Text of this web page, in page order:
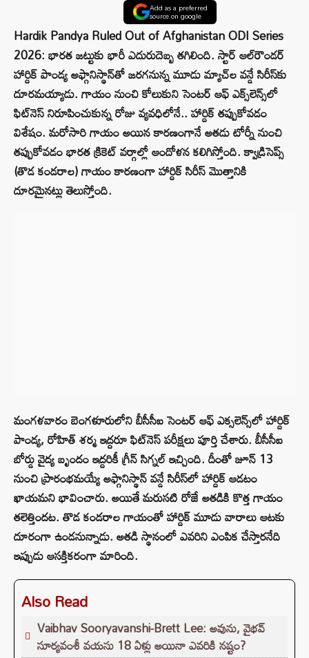
Add as a preferred
source on google
Hardik Pandya Ruled Out of Afghanistan ODI Series
2026: భారత జట్టుకు భారీ ఎదురుదెబ్బ తగిలింది. స్టార్ ఆల్‌రౌండర్
హార్దిక్ పాండ్య అఫ్గానిస్థాన్‌తో జరగనున్న మూడు మ్యాచ్‌ల వన్డే సిరీస్‌కు
దూరమయ్యాడు. గాయం నుంచి కోలుకుని సెంటర్ ఆఫ్ ఎక్స్‌లెన్స్‌లో
ఫిట్‌నెస్ నిరూపించుకున్న రోజు వ్యవధిలోనే.. హార్దిక్ తప్పుకోవడం
విశేషం. మరోసారి గాయం అయిన కారణంగానే అతడు టోర్నీ నుంచి
తప్పుకోవడం భారత క్రికెట్ వర్గాల్లో ఆందోళన కలిగిస్తోంది. క్వాడ్రిసెప్స్
(తొడ కండరాల) గాయం కారణంగా హార్దిక్ సిరీస్ మొత్తానికి
దూరమైనట్లు తెలుస్తోంది.
మంగళవారం బెంగళూరులోని బీసీసీఐ సెంటర్ ఆఫ్ ఎక్సలెన్స్‌లో హార్దిక్
పాండ్య, రోహిత్ శర్మ ఇద్దరూ ఫిట్‌నెస్ పరీక్షలు పూర్తి చేశారు. బీసీసీఐ
బోర్డు వైద్య బృందం ఇద్దరికీ గ్రీన్ సిగ్నల్ ఇచ్చింది. దీంతో జూన్ 13
నుంచి ప్రారంభమయ్యే అఫ్గానిస్థాన్ వన్డే సిరీస్‌లో హార్దిక్ ఆడటం
ఖాయమని భావించారు. అయితే మరుసటి రోజే అతడికి కొత్త గాయం
తలెత్తిందట. తొడ కండరాల గాయంతో హార్దిక్ మూడు వారాలు ఆటకు
దూరంగా ఉండనున్నాడు. అతడి స్థానంలో ఎవరిని ఎంపిక చేస్తారనేది
ఇప్పుడు ఆసక్తికరంగా మారింది.
Also Read
Vaibhav Sooryavanshi-Brett Lee: అవును, వైభవ్
సూర్యవంశీ వయసు 18 ఏళ్లు అయినా ఎవరికి నష్టం?